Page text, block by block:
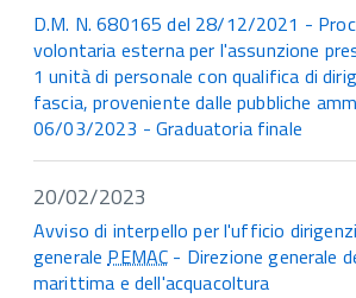
D.M. N. 680165 del 28/12/2021 -
volontaria esterna per l'assunzione
1 unità di personale con qualifica di
fascia, proveniente dalle pubbliche
06/03/2023 - Graduatoria finale
20/02/2023
Avviso di interpello per l'ufficio
generale PEMAC - Direzione generale
marittima e dell'acquacoltura